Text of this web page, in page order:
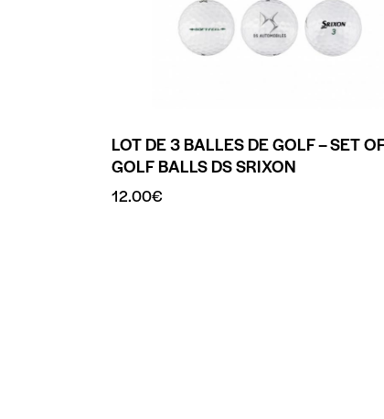
LOT DE 3 BALLES DE GOLF – SET
GOLF BALLS DS SRIXON
12.00€